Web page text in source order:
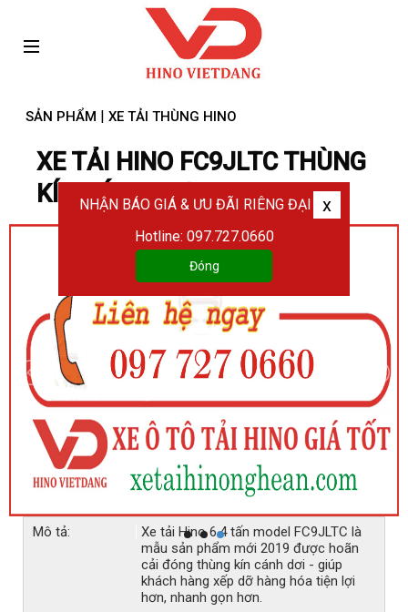
SẢN PHẨM | XE TẢI THÙNG HINO
XE TẢI HINO FC9JLTC THÙNG
KÍN CÁNH DƠI
Mô tả:
Xe tải Hino 6.4 tấn model FC9JLTC là
mẫu sản phẩm mới 2019 được hoãn
cải đóng thùng kín cánh dơi - giúp
khách hàng xếp dỡ hàng hóa tiện lợi
hơn, nhanh gọn hơn.
NHẬN BÁO GIÁ & ƯU ĐÃI RIÊNG ĐẠI LÝ
x
Hotline: 097.727.0660
Đóng